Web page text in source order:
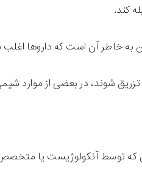
کند.
به خاطر آن است که داروها اغلب
تزریق شوند، در بعضی از موارد
که توسط آنکولوژیست یا